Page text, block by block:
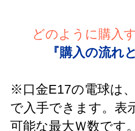
どのように購入
『購入の流れ
※口金E17の電球は
で入手できます。表
可能な最大Ｗ数です